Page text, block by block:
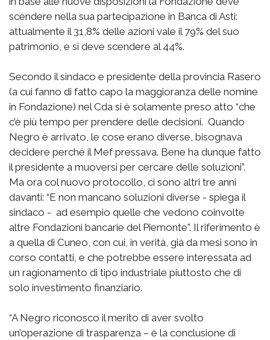
scendere nella sua partecipazione in Banca di Asti:
attualmente il 31,8% delle azioni vale il 79% del suo
patrimonio, e si deve scendere al 44%.
Secondo il sindaco e presidente della provincia Rasero
(a cui fanno di fatto capo la maggioranza delle nomine
in Fondazione) nel Cda si è solamente preso atto “che
c’è più tempo per prendere delle decisioni. Quando
Negro è arrivato, le cose erano diverse, bisognava
decidere perché il Mef pressava. Bene ha dunque fatto
il presidente a muoversi per cercare delle soluzioni”.
Ma ora col nuovo protocollo, ci sono altri tre anni
davanti: “E non mancano soluzioni diverse - spiega il
sindaco - ad esempio quelle che vedono coinvolte
altre Fondazioni bancarie del Piemonte”. Il riferimento è
a quella di Cuneo, con cui, in verità, già da mesi sono in
corso contatti, e che potrebbe essere interessata ad
un ragionamento di tipo industriale piuttosto che di
solo investimento finanziario.
“A Negro riconosco il merito di aver svolto
un’operazione di trasparenza – è la conclusione di